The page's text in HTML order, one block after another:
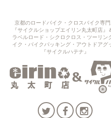
京都のロードバイク・クロスバイク専
『サイクルショップエイリン丸太町店』
ラベルロード・シクロクロス・ツーリン
イク・バイクパッキング・アウトドアグ
『サイクルハテナ』